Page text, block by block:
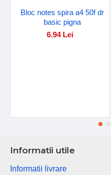
Bloc notes spira a4 50f dr
basic pigna
6.94 Lei
Informatii utile
Informatii livrare